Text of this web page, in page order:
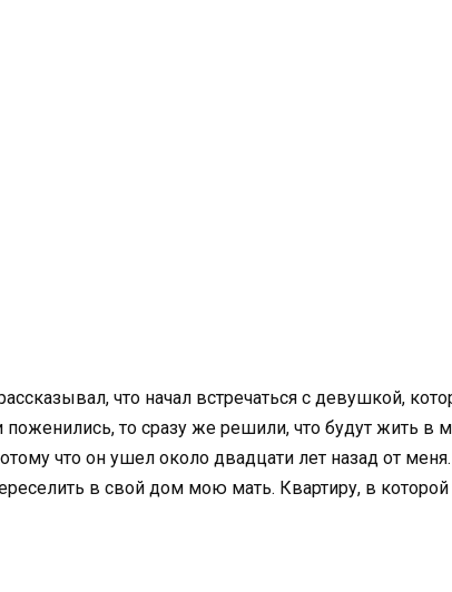
что начал встречаться с девушкой,
поженились, то сразу же решили, что будут жить в
что он ушел около двадцати лет назад от
в свой дом мою мать. Квартиру, в